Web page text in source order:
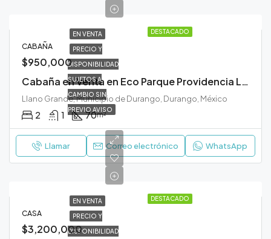
DESTACADO
EN VENTA
PRECIO Y
DISPONIBILIDAD
SUJETOS A
CAMBIO SIN
PREVIO AVISO
CABAÑA
$950,000
Cabaña en Venta en Eco Parque Providencia Llano Grande Durango
Llano Grande, Municipio de Durango, Durango, México
2 1 70m²
Llamar Correo electrónico WhatsApp
DESTACADO
EN VENTA
PRECIO Y
DISPONIBILIDAD
CASA
$3,200,000